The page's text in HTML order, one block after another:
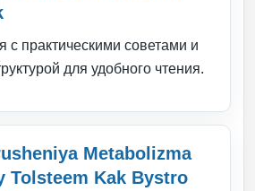
с практическими советами и
для удобного чтения.
Metabolizma
Tolsteem Kak Bystro